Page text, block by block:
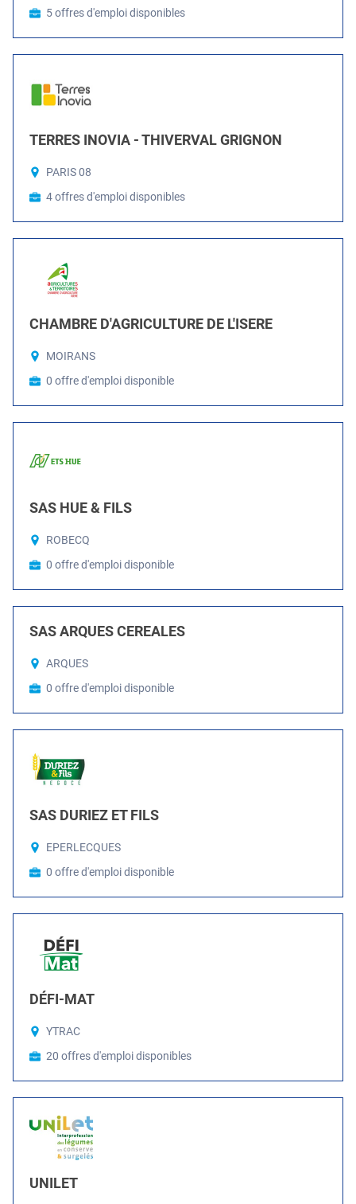
5 offres d'emploi disponibles
TERRES INOVIA - THIVERVAL GRIGNON
PARIS 08
4 offres d'emploi disponibles
CHAMBRE D'AGRICULTURE DE L'ISERE
MOIRANS
0 offre d'emploi disponible
SAS HUE & FILS
ROBECQ
0 offre d'emploi disponible
SAS ARQUES CEREALES
ARQUES
0 offre d'emploi disponible
SAS DURIEZ ET FILS
EPERLECQUES
0 offre d'emploi disponible
DÉFI-MAT
YTRAC
20 offres d'emploi disponibles
UNILET